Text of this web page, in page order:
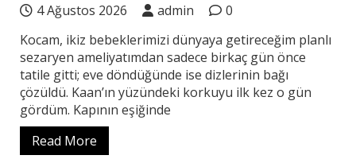
4 Ağustos 2026 admin
0
Kocam, ikiz bebeklerimizi dünyaya getireceğim planlı
sezaryen ameliyatımdan sadece birkaç gün önce
tatile gitti; eve döndüğünde ise dizlerinin bağı
çözüldü. Kaan’ın yüzündeki korkuyu ilk kez o gün
gördüm. Kapının eşiğinde
Read More